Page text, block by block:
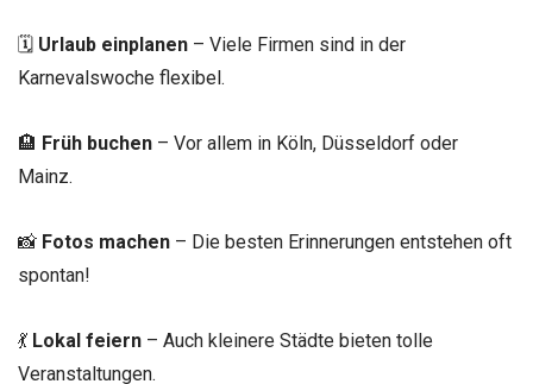
🗓️ Urlaub einplanen – Viele Firmen sind in der
Karnevalswoche flexibel.
🏨 Früh buchen – Vor allem in Köln, Düsseldorf oder
Mainz.
📸 Fotos machen – Die besten Erinnerungen entstehen oft
spontan!
💃 Lokal feiern – Auch kleinere Städte bieten tolle
Veranstaltungen.